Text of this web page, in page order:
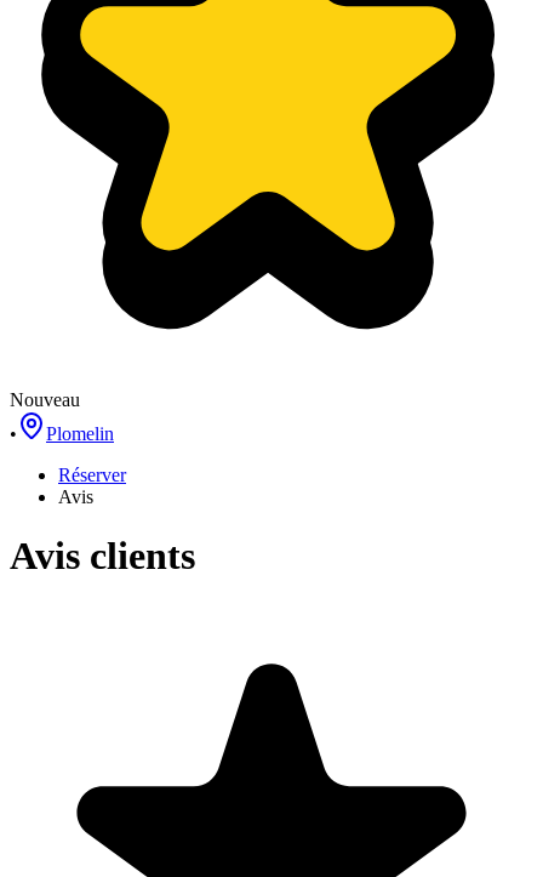
Nouveau
•
Plomelin
Réserver
Avis
Avis clients